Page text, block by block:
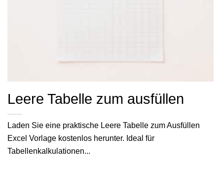
Leere Tabelle zum ausfüllen
Laden Sie eine praktische Leere Tabelle zum Ausfüllen
Excel Vorlage kostenlos herunter. Ideal für
Tabellenkalkulationen...